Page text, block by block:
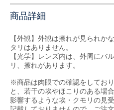
商品詳細
【外観】外観は擦れが見られか
タリはありません。
【光学】レンズ内は、外周にバ
リ、擦れがあります。
※商品は肉眼での確認をしてお
と、若干の埃やほこりのある場
影響するような埃・クモリの見